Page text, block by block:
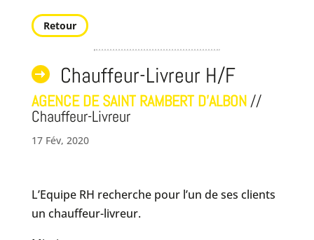
Retour
Chauffeur-Livreur H/F
AGENCE DE SAINT RAMBERT D'ALBON//
Chauffeur-Livreur
17 Fév, 2020
L’Equipe RH recherche pour l’un de ses clients
un chauffeur-livreur.